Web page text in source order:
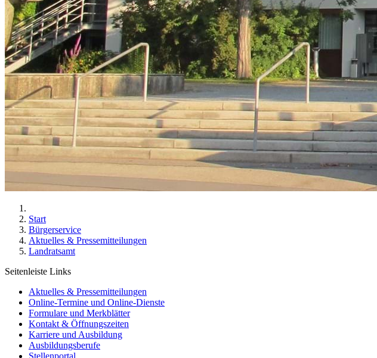
Start
Bürgerservice
Aktuelles & Pressemitteilungen
Landratsamt
Seitenleiste Links
Aktuelles & Pressemitteilungen
Online-Termine und Online-Dienste
Formulare und Merkblätter
Kontakt & Öffnungszeiten
Karriere und Ausbildung
Ausbildungsberufe
Stellenportal